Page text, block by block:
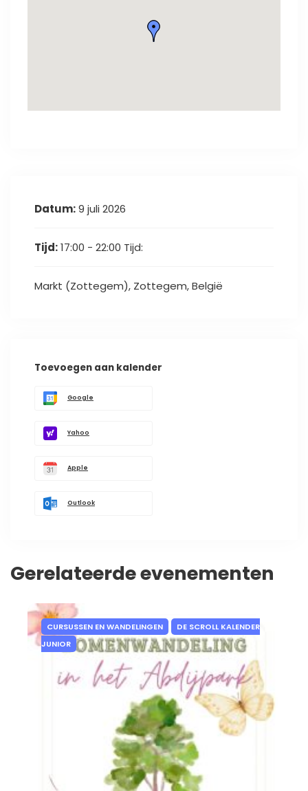
Datum:9 juli 2026
Tijd:17:00 - 22:00 Tijd:
Markt (Zottegem), Zottegem, België
Toevoegen aan kalender
Google
Yahoo
Apple
Outlook
Gerelateerde evenementen
CURSUSSEN EN WANDELINGEN
DE SCROLL KALENDER
JUNIOR